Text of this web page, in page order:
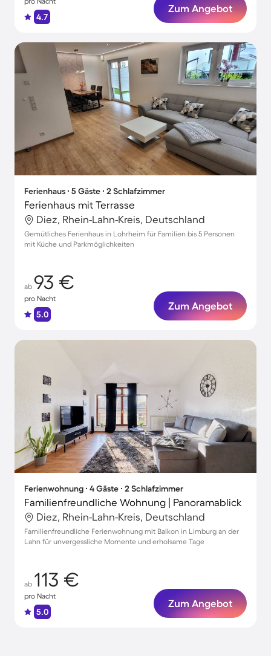
4.7
Zum Angebot
Ferienhaus ∙ 5 Gäste ∙ 2 Schlafzimmer
Ferienhaus mit Terrasse
Diez, Rhein-Lahn-Kreis, Deutschland
Gemütliches Ferienhaus in Lohrheim für Familien bis 5 Personen
mit Küche und Parkmöglichkeiten
ab 93 €
pro Nacht
5.0
Zum Angebot
Ferienwohnung ∙ 4 Gäste ∙ 2 Schlafzimmer
Familienfreundliche Wohnung | Panoramablick
Diez, Rhein-Lahn-Kreis, Deutschland
Familienfreundliche Ferienwohnung mit Balkon in Limburg an der
Lahn für unvergessliche Momente und erholsame Tage
ab 113 €
pro Nacht
5.0
Zum Angebot